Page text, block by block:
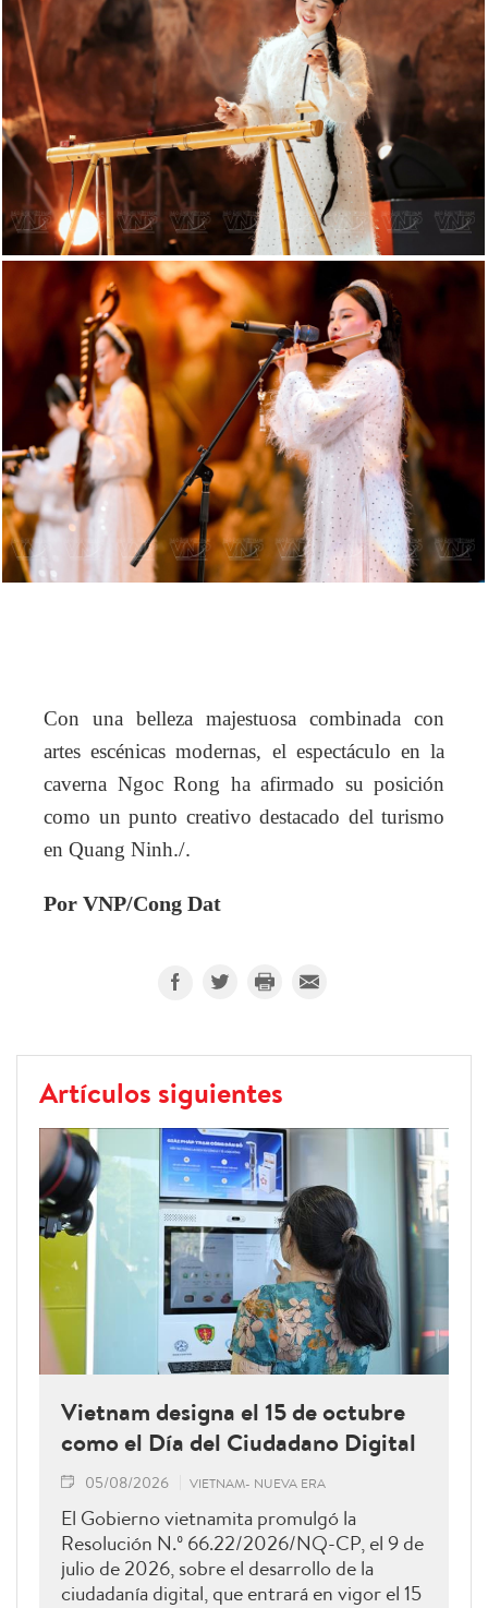
Con una belleza majestuosa combinada con
artes escénicas modernas, el espectáculo en la
caverna Ngoc Rong ha afirmado su posición
como un punto creativo destacado del turismo
en Quang Ninh./.
Por VNP/Cong Dat
Artículos siguientes
Vietnam designa el 15 de octubre
como el Día del Ciudadano Digital
05/08/2026 VIETNAM- NUEVA ERA
El Gobierno vietnamita promulgó la
Resolución N.º 66.22/2026/NQ-CP, el 9 de
julio de 2026, sobre el desarrollo de la
ciudadanía digital, que entrará en vigor el 15